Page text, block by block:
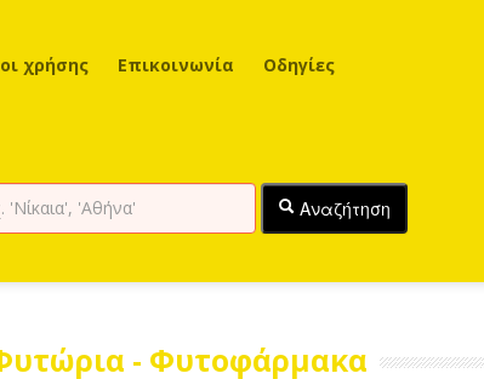
χρήσης Επικοινωνία Οδηγίες
Αναζήτηση
- Φυτοφάρμακα